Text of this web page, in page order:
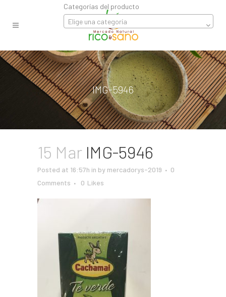
Categorías del producto
Elige una categoría
IMG-5946
15 Mar IMG-5946
Posted at 16:57h in by mercadorys-2019
0
Comments
0 Likes